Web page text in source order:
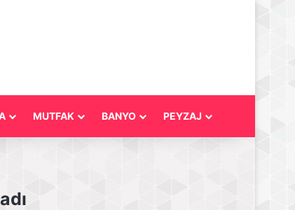
MUTFAK BANYO PEYZAJ